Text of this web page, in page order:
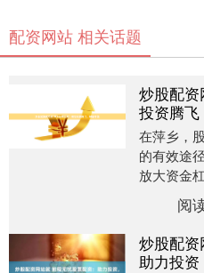
配资网站 相关话题
炒股配
投资腾
在萍乡，
的有效途
放大资金
提供实时
利率、配
阅
炒股配资
助力投